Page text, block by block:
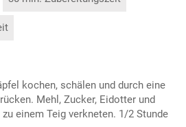
kochen, schälen und durch eine
Mehl, Zucker, Eidotter und
einem Teig verkneten. 1/2 Stunde